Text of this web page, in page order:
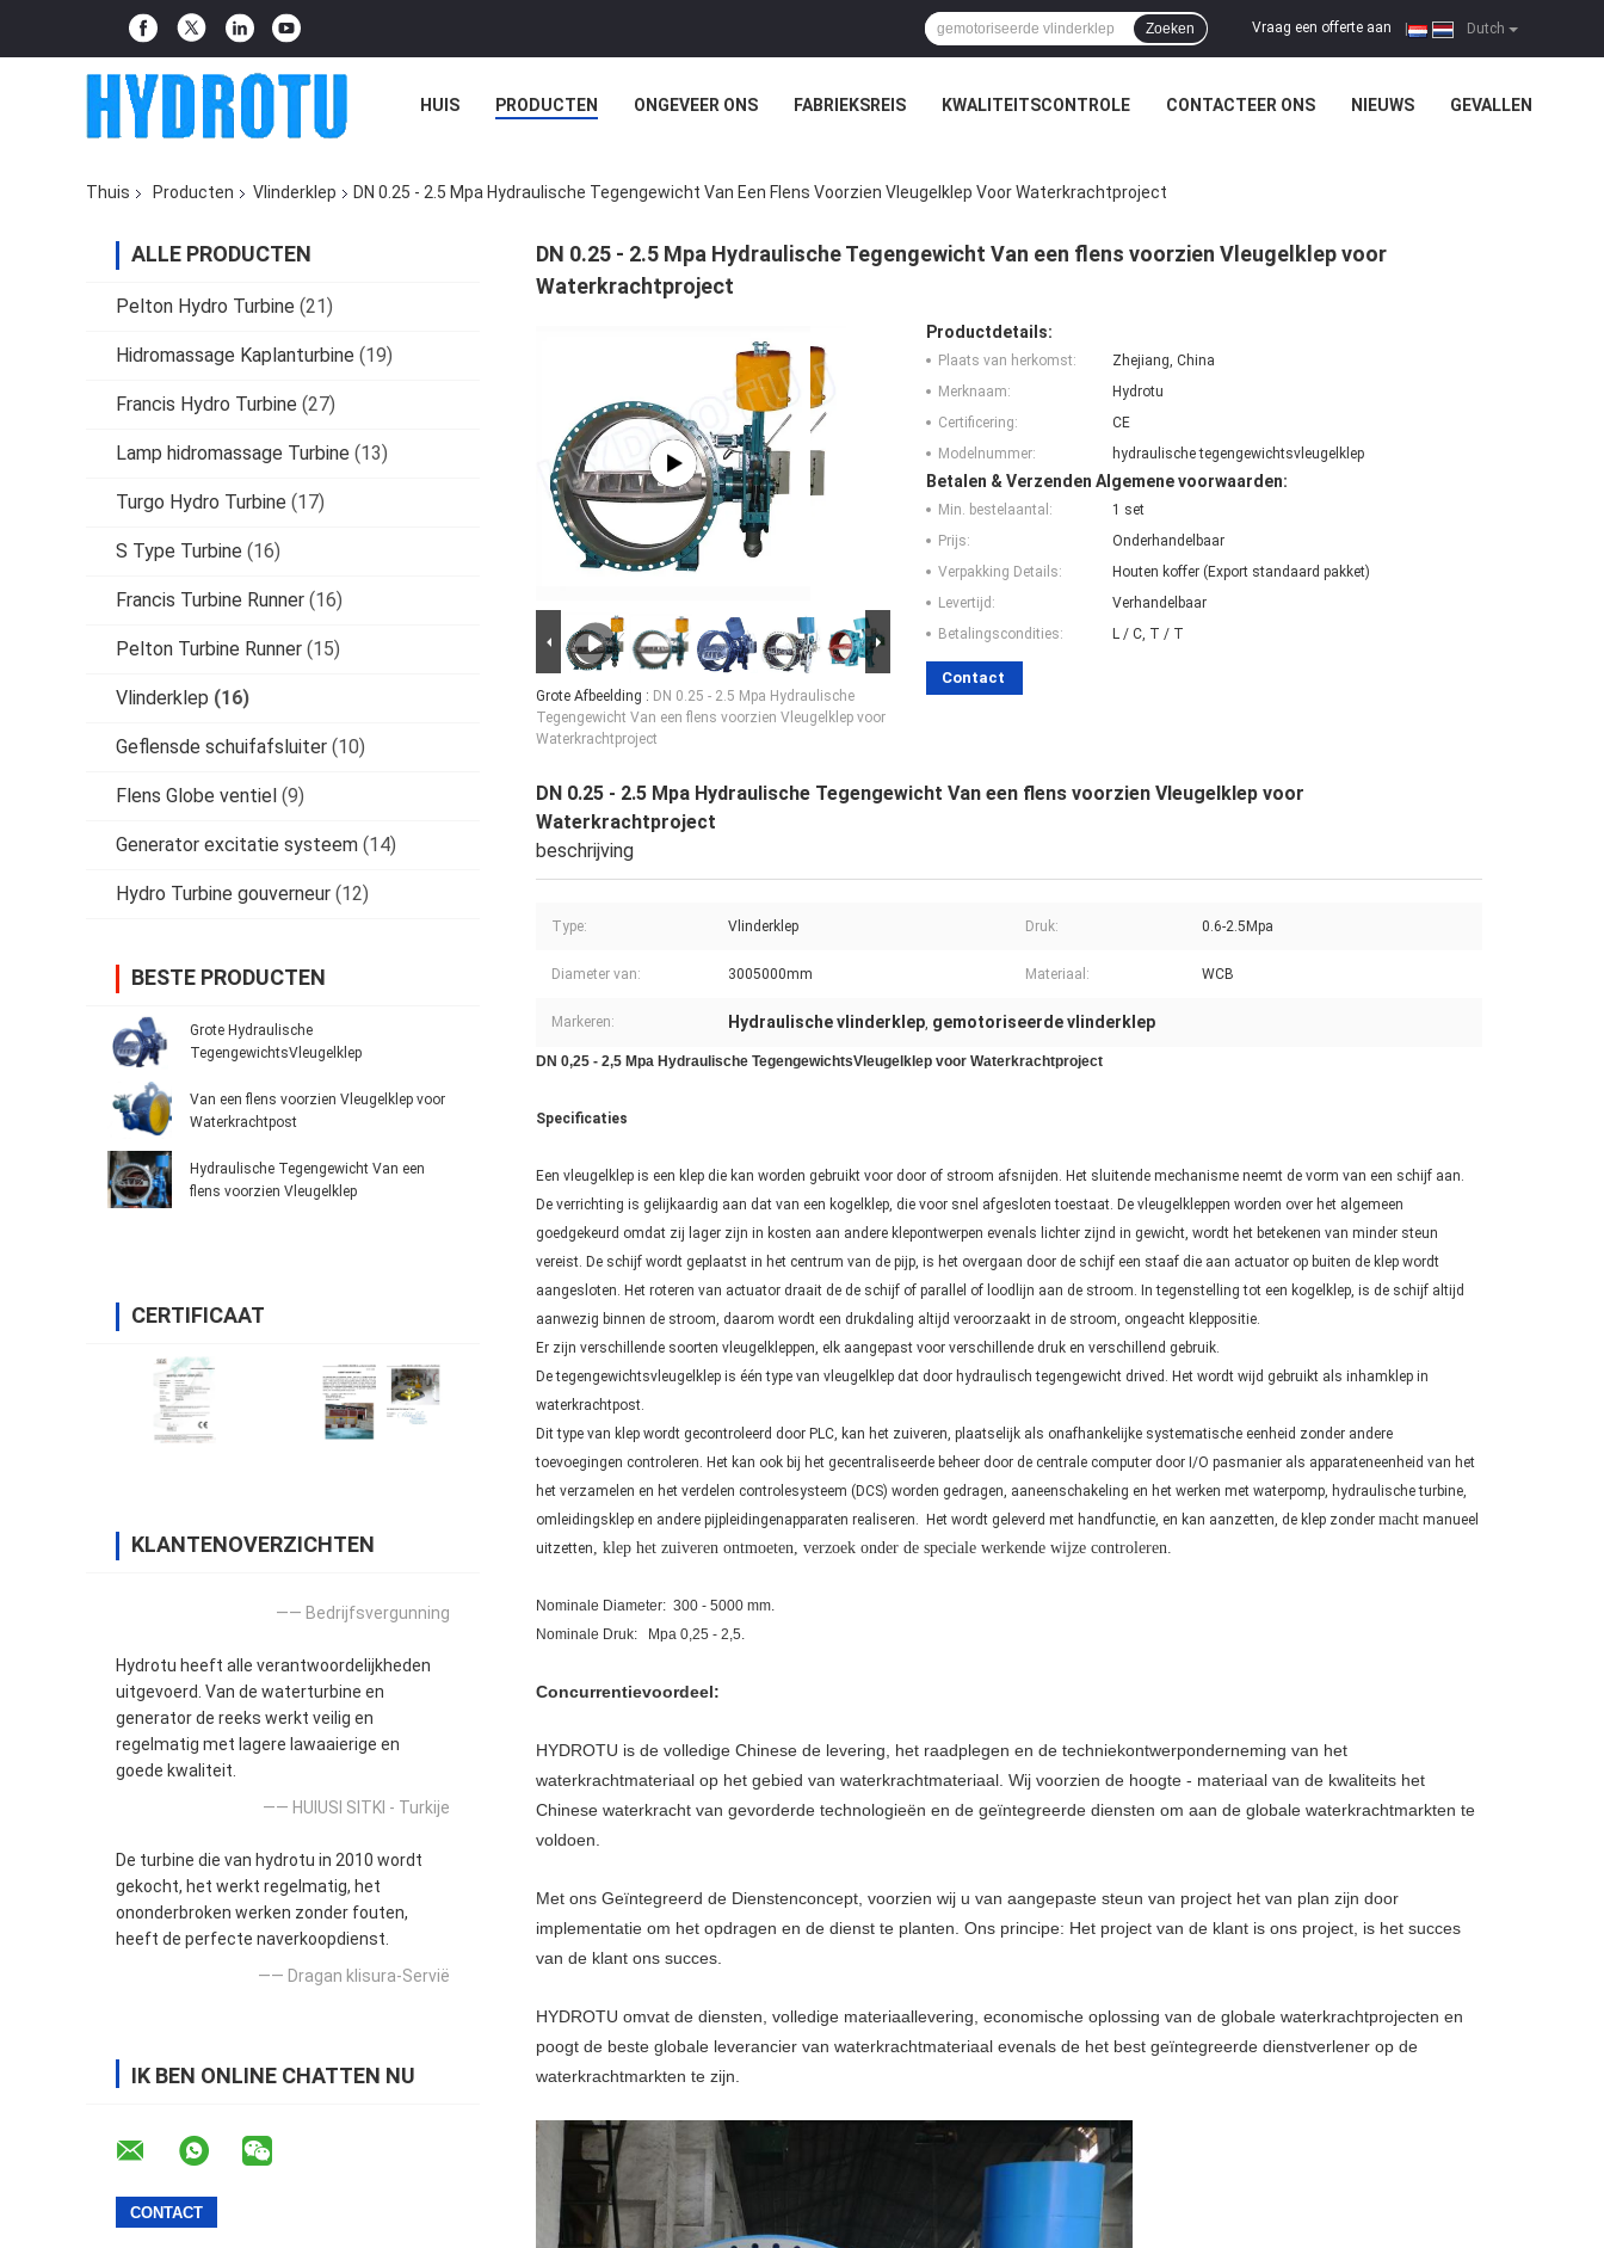
Dutch
Vraag een offerte aan
Zoeken
HUIS PRODUCTEN ONGEVEER ONS FABRIEKSREIS KWALITEITSCONTROLE CONTACTEER ONS NIEUWS GEVALLEN
Thuis Producten Vlinderklep DN 0.25 - 2.5 Mpa Hydraulische Tegengewicht Van Een Flens Voorzien Vleugelklep Voor Waterkrachtproject
ALLE PRODUCTEN
Pelton Hydro Turbine (21)
Hidromassage Kaplanturbine (19)
Francis Hydro Turbine (27)
Lamp hidromassage Turbine (13)
Turgo Hydro Turbine (17)
S Type Turbine (16)
Francis Turbine Runner (16)
Pelton Turbine Runner (15)
Vlinderklep (16)
Geflensde schuifafsluiter (10)
Flens Globe ventiel (9)
Generator excitatie systeem (14)
Hydro Turbine gouverneur (12)
BESTE PRODUCTEN
Grote Hydraulische
TegengewichtsVleugelklep
Van een flens voorzien Vleugelklep voor
Waterkrachtpost
Hydraulische Tegengewicht Van een
flens voorzien Vleugelklep
CERTIFICAAT
KLANTENOVERZICHTEN
—— Bedrijfsvergunning
Hydrotu heeft alle verantwoordelijkheden
uitgevoerd. Van de waterturbine en
generator de reeks werkt veilig en
regelmatig met lagere lawaaierige en
goede kwaliteit.
—— HUlUSI SITKI - Turkije
De turbine die van hydrotu in 2010 wordt
gekocht, het werkt regelmatig, het
ononderbroken werken zonder fouten,
heeft de perfecte naverkoopdienst.
—— Dragan klisura-Servië
IK BEN ONLINE CHATTEN NU
DN 0.25 - 2.5 Mpa Hydraulische Tegengewicht Van een flens voorzien Vleugelklep voor
Waterkrachtproject
Grote Afbeelding : DN 0.25 - 2.5 Mpa Hydraulische
Tegengewicht Van een flens voorzien Vleugelklep voor
Waterkrachtproject
Productdetails:
Plaats van herkomst:
Zhejiang, China
Merknaam:
Hydrotu
Certificering:
CE
Modelnummer:
hydraulische tegengewichtsvleugelklep
Betalen & Verzenden Algemene voorwaarden:
Min. bestelaantal:
1 set
Prijs:
Onderhandelbaar
Verpakking Details:
Houten koffer (Export standaard pakket)
Levertijd:
Verhandelbaar
Betalingscondities:
L / C, T / T
Contact
DN 0.25 - 2.5 Mpa Hydraulische Tegengewicht Van een flens voorzien Vleugelklep voor
Waterkrachtproject
beschrijving
Type: Vlinderklep Druk: 0.6-2.5Mpa
Diameter van: 3005000mm Materiaal: WCB
Markeren: Hydraulische vlinderklep, gemotoriseerde vlinderklep
DN 0,25 - 2,5 Mpa Hydraulische TegengewichtsVleugelklep voor Waterkrachtproject
Specificaties
Een vleugelklep is een klep die kan worden gebruikt voor door of stroom afsnijden. Het sluitende mechanisme neemt de vorm van een schijf aan.
De verrichting is gelijkaardig aan dat van een kogelklep, die voor snel afgesloten toestaat. De vleugelkleppen worden over het algemeen
goedgekeurd omdat zij lager zijn in kosten aan andere klepontwerpen evenals lichter zijnd in gewicht, wordt het betekenen van minder steun
vereist. De schijf wordt geplaatst in het centrum van de pijp, is het overgaan door de schijf een staaf die aan actuator op buiten de klep wordt
aangesloten. Het roteren van actuator draait de de schijf of parallel of loodlijn aan de stroom. In tegenstelling tot een kogelklep, is de schijf altijd
aanwezig binnen de stroom, daarom wordt een drukdaling altijd veroorzaakt in de stroom, ongeacht kleppositie.
Er zijn verschillende soorten vleugelkleppen, elk aangepast voor verschillende druk en verschillend gebruik.
De tegengewichtsvleugelklep is één type van vleugelklep dat door hydraulisch tegengewicht drived. Het wordt wijd gebruikt als inhamklep in
waterkrachtpost.
Dit type van klep wordt gecontroleerd door PLC, kan het zuiveren, plaatselijk als onafhankelijke systematische eenheid zonder andere
toevoegingen controleren. Het kan ook bij het gecentraliseerde beheer door de centrale computer door I/O pasmanier als apparateneenheid van het
het verzamelen en het verdelen controlesysteem (DCS) worden gedragen, aaneenschakeling en het werken met waterpomp, hydraulische turbine,
omleidingsklep en andere pijpleidingenapparaten realiseren. Het wordt geleverd met handfunctie, en kan aanzetten, de klep zonder macht manueel
uitzetten, klep het zuiveren ontmoeten, verzoek onder de speciale werkende wijze controleren.
Nominale Diameter: 300 - 5000 mm.
Nominale Druk: Mpa 0,25 - 2,5.
Concurrentievoordeel:
HYDROTU is de volledige Chinese de levering, het raadplegen en de techniekontwerponderneming van het
waterkrachtmateriaal op het gebied van waterkrachtmateriaal. Wij voorzien de hoogte - materiaal van de kwaliteits het
Chinese waterkracht van gevorderde technologieën en de geïntegreerde diensten om aan de globale waterkrachtmarkten te
voldoen.
Met ons Geïntegreerd de Dienstenconcept, voorzien wij u van aangepaste steun van project het van plan zijn door
implementatie om het opdragen en de dienst te planten. Ons principe: Het project van de klant is ons project, is het succes
van de klant ons succes.
HYDROTU omvat de diensten, volledige materiaallevering, economische oplossing van de globale waterkrachtprojecten en
poogt de beste globale leverancier van waterkrachtmateriaal evenals de het best geïntegreerde dienstverlener op de
waterkrachtmarkten te zijn.